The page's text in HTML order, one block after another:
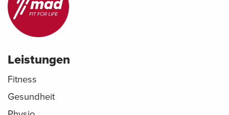
Leistungen
Fitness
Gesundheit